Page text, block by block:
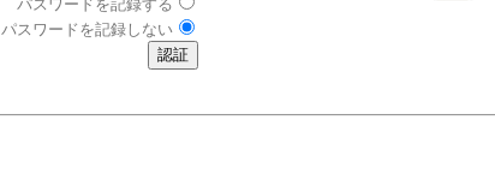
パスワードを記録する
パスワードを記録しない